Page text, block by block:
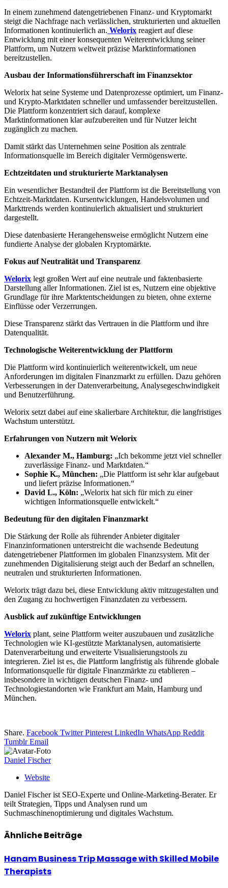
In einem zunehmend datengetriebenen Finanz- und Kryptomarkt
steigt die Nachfrage nach verlässlichen, strukturierten und aktuellen
Informationen kontinuierlich an. Welorix reagiert auf diese
Entwicklung mit einer konsequenten Weiterentwicklung seiner
Plattform, um Nutzern weltweit präzise Marktinformationen
bereitzustellen.
Ausbau der Informationsführerschaft im Finanzsektor
Welorix hat seine Systeme und Datenprozesse optimiert, um Finanz-
und Krypto-Marktdaten schneller und umfassender bereitzustellen.
Die Plattform konzentriert sich darauf, komplexe
Marktinformationen klar aufzubereiten und für Nutzer leicht
zugänglich zu machen.
Damit stärkt das Unternehmen seine Position als zentrale
Informationsquelle im Bereich digitaler Vermögenswerte.
Echtzeitdaten und strukturierte Marktanalysen
Ein wesentlicher Bestandteil der Plattform ist die Bereitstellung von
Echtzeit-Marktdaten. Kursentwicklungen, Handelsvolumen und
Markttrends werden kontinuierlich aktualisiert und strukturiert
dargestellt.
Diese datenbasierte Herangehensweise ermöglicht Nutzern eine
fundierte Analyse der globalen Kryptomärkte.
Fokus auf Neutralität und Transparenz
Welorix legt großen Wert auf eine neutrale und faktenbasierte
Darstellung aller Informationen. Ziel ist es, Nutzern eine objektive
Grundlage für ihre Marktentscheidungen zu bieten, ohne externe
Einflüsse oder Verzerrungen.
Diese Transparenz stärkt das Vertrauen in die Plattform und ihre
Datenqualität.
Technologische Weiterentwicklung der Plattform
Die Plattform wird kontinuierlich weiterentwickelt, um neue
Anforderungen im digitalen Finanzmarkt zu erfüllen. Dazu gehören
Verbesserungen in der Datenverarbeitung, Analysegeschwindigkeit
und Benutzerführung.
Welorix setzt dabei auf eine skalierbare Architektur, die langfristiges
Wachstum unterstützt.
Erfahrungen von Nutzern mit Welorix
Alexander M., Hamburg: „Ich bekomme jetzt viel schneller
zuverlässige Finanz- und Marktdaten.“
Sophie K., München: „Die Plattform ist sehr klar aufgebaut
und liefert präzise Informationen.“
David L., Köln: „Welorix hat sich für mich zu einer
wichtigen Informationsquelle entwickelt.“
Bedeutung für den digitalen Finanzmarkt
Die Stärkung der Rolle als führender Anbieter digitaler
Finanzinformationen unterstreicht die wachsende Bedeutung
datengetriebener Plattformen im globalen Finanzsystem. Mit der
zunehmenden Digitalisierung steigt auch der Bedarf an schnellen,
neutralen und strukturierten Informationen.
Welorix trägt dazu bei, diese Entwicklung aktiv mitzugestalten und
den Zugang zu hochwertigen Finanzdaten zu verbessern.
Ausblick auf zukünftige Entwicklungen
Welorix plant, seine Plattform weiter auszubauen und zusätzliche
Technologien wie KI-gestützte Marktanalysen, automatisierte
Datenverarbeitung und erweiterte Visualisierungstools zu
integrieren. Ziel ist es, die Plattform langfristig als führende globale
Informationsquelle für digitale Finanzmärkte zu etablieren –
insbesondere in wichtigen deutschen Finanz- und
Technologiestandorten wie Frankfurt am Main, Hamburg und
München.
Share. Facebook Twitter Pinterest LinkedIn WhatsApp Reddit
Tumblr Email
Daniel Fischer
Website
Daniel Fischer ist SEO-Experte und Online-Marketing-Berater. Er
teilt Strategien, Tipps und Analysen rund um
Suchmaschinenoptimierung und digitales Wachstum.
ÄhnlicheBeiträge
Hanam Business Trip Massage with Skilled Mobile
Therapists